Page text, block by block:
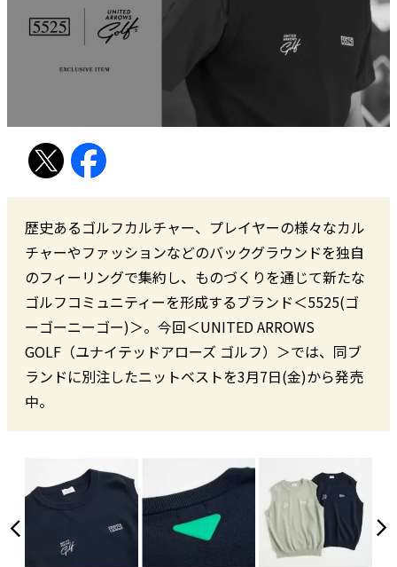
歴史あるゴルフカルチャー、プレイヤーの様々なカル
チャーやファッションなどのバックグラウンドを独自
のフィーリングで集約し、ものづくりを通じて新たな
ゴルフコミュニティーを形成するブランド＜5525(ゴ
ーゴーニーゴー)＞。今回＜UNITED ARROWS
GOLF（ユナイテッドアローズ ゴルフ）＞では、同ブ
ランドに別注したニットベストを3月7日(金)から発売
中。